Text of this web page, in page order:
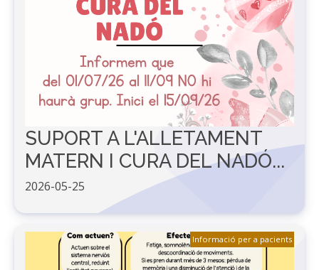
SUPORT A L'ALLETAMENT
MATERN I CURA DEL NADÓ...
2026-05-25
Informació per a pacients